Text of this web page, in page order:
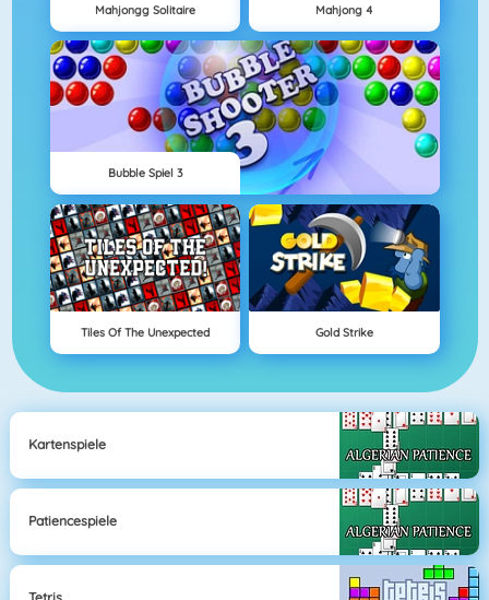
Mahjongg Solitaire Mahjong 4
Bubble Spiel 3
Tiles Of The Unexpected Gold Strike
Kartenspiele
Patiencespiele